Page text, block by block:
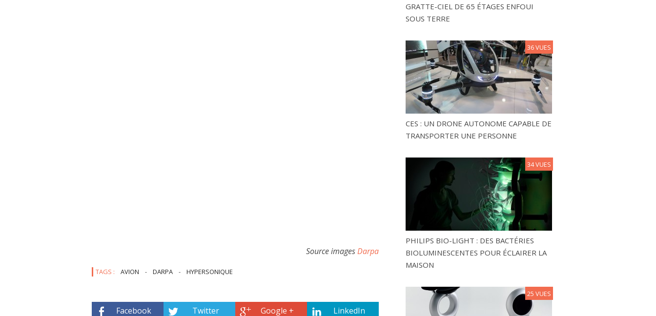
Source imagesDarpa
TAGS : AVION - DARPA - HYPERSONIQUE
Facebook Twitter Google + LinkedIn
GRATTE-CIEL DE 65 ÉTAGES ENFOUI
SOUS TERRE
CES : UN DRONE AUTONOME CAPABLE DE
TRANSPORTER UNE PERSONNE
36 VUES
PHILIPS BIO-LIGHT : DES BACTÉRIES
BIOLUMINESCENTES POUR ÉCLAIRER LA
MAISON
34 VUES
25 VUES